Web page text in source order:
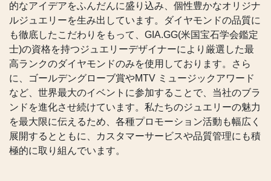
的なアイデアをふんだんに盛り込み、個性豊かなオリジナ
ルジュエリーを生み出しています。ダイヤモンドの品質に
も徹底したこだわりをもって、GIA.GG(米国宝石学会鑑定
士)の資格を持つジュエリーデザイナーにより厳選した最
高ランクのダイヤモンドのみを使用しております。さら
に、ゴールデングローブ賞やMTV ミュージックアワード
など、世界最大のイベントに参加することで、当社のブラ
ンドを進化させ続けています。私たちのジュエリーの魅力
を最大限に伝えるため、各種プロモーション活動も幅広く
展開するとともに、カスタマーサービスや品質管理にも積
極的に取り組んでいます。